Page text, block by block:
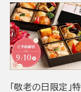
「敬老の日限定」